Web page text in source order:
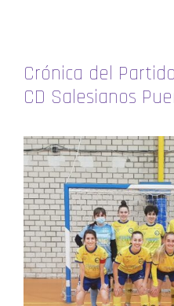
Crónica del
CD Salesianos